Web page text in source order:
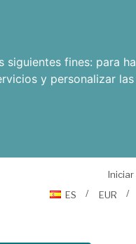
siguientes fines: para
y personalizar
Iniciar
ES
EUR